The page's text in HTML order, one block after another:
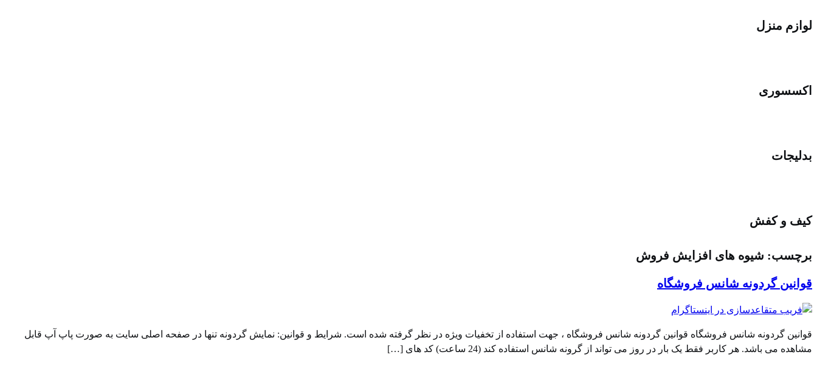
لوازم منزل
اکسسوری
بدلیجات
کیف و کفش
برچسب: شیوه های افزایش فروش
قوانین گردونه شانس فروشگاه
قوانین گردونه شانس فروشگاه قوانین گردونه شانس فروشگاه ، جهت استفاده از تخفیات ویژه در نظر گرفته شده است. شرایط و قوانین: نمایش گردونه تنها در صفحه اصلی سایت به صورت پاپ آپ قابل
مشاهده می باشد. هر کاربر فقط یک بار در روز می تواند از گرونه شانس استفاده کند (24 ساعت) کد های […]